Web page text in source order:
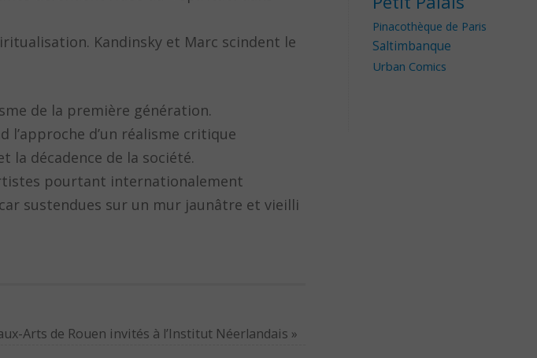
Kandinsky et Marc scindent le
de la première génération.
l’approche d’un réalisme critique
la décadence de la société.
pourtant internationalement
sustendues sur un mur jaunâtre et vieilli
Arts de Rouen invités à l’Institut Néerlandais »
Pinacothèque de Paris
Saltimbanque
Urban Comics